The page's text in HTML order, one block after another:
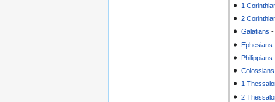
1
2
Galatians
Ephesians
Philippians
Colossians
1
2